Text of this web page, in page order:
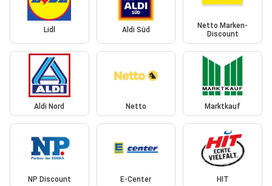
Lidl Aldi Süd
Netto Marken-
Discount
Aldi Nord Netto Marktkauf
NP Discount E-Center HIT